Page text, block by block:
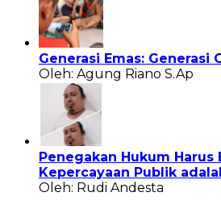
Generasi Emas: Generasi
Oleh: Agung Riano S.Ap
Penegakan Hukum
Kepercayaan Publik
Oleh: Rudi Andesta